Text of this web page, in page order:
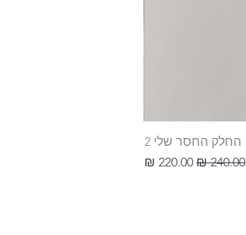
החלק החסר שלי 2
מחיר רגיל מחיר מבצע